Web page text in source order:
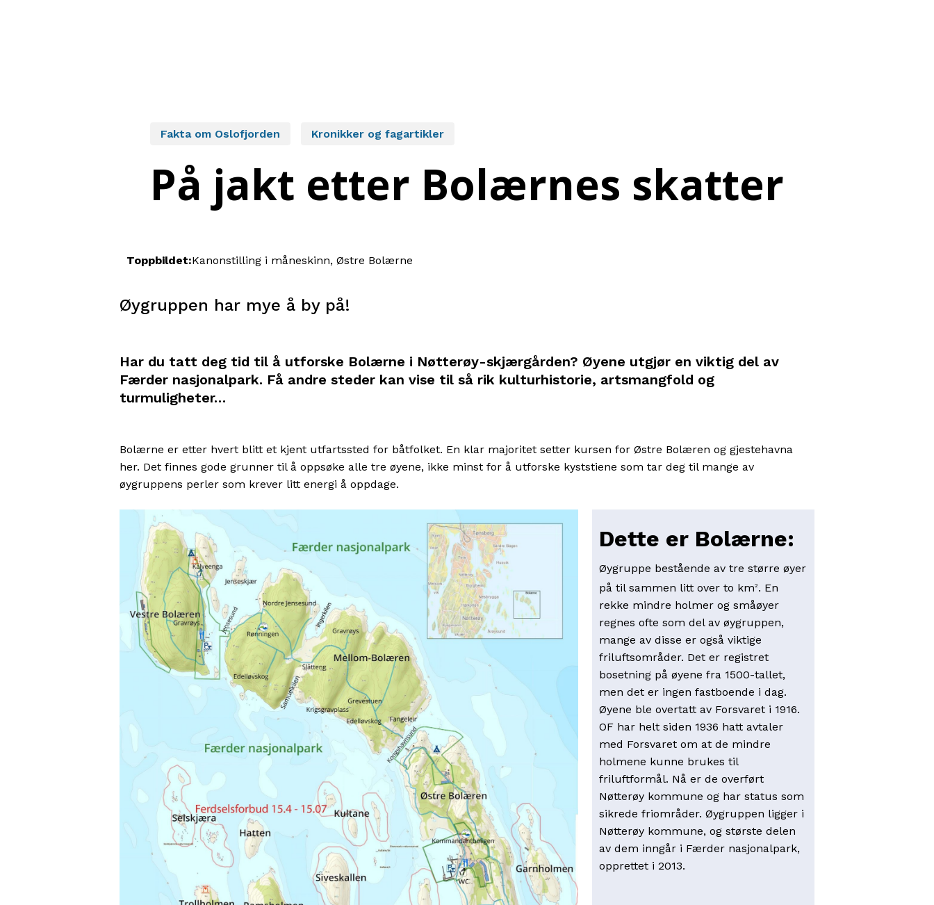
Fakta om Oslofjorden Kronikker og fagartikler
På jakt etter Bolærnes skatter
Toppbildet:Kanonstilling i måneskinn, Østre Bolærne
Øygruppen har mye å by på!
Har du tatt deg tid til å utforske Bolærne i Nøtterøy-skjærgården? Øyene utgjør en viktig del av
Færder nasjonalpark. Få andre steder kan vise til så rik kulturhistorie, artsmangfold og
turmuligheter…
Bolærne er etter hvert blitt et kjent utfartssted for båtfolket. En klar majoritet setter kursen for Østre Bolæren og gjestehavna
her. Det finnes gode grunner til å oppsøke alle tre øyene, ikke minst for å utforske kyststiene som tar deg til mange av
øygruppens perler som krever litt energi å oppdage.
Dette er Bolærne:
Øygruppe bestående av tre større øyer
på til sammen litt over to km2 . En
rekke mindre holmer og småøyer
regnes ofte som del av øygruppen,
mange av disse er også viktige
friluftsområder. Det er registret
bosetning på øyene fra 1500-tallet,
men det er ingen fastboende i dag.
Øyene ble overtatt av Forsvaret i 1916.
OF har helt siden 1936 hatt avtaler
med Forsvaret om at de mindre
holmene kunne brukes til
friluftformål. Nå er de overført
Nøtterøy kommune og har status som
sikrede friområder. Øygruppen ligger i
Nøtterøy kommune, og største delen
av dem inngår i Færder nasjonalpark,
opprettet i 2013.